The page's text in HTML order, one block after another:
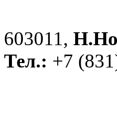
603011,
Тел.: +7